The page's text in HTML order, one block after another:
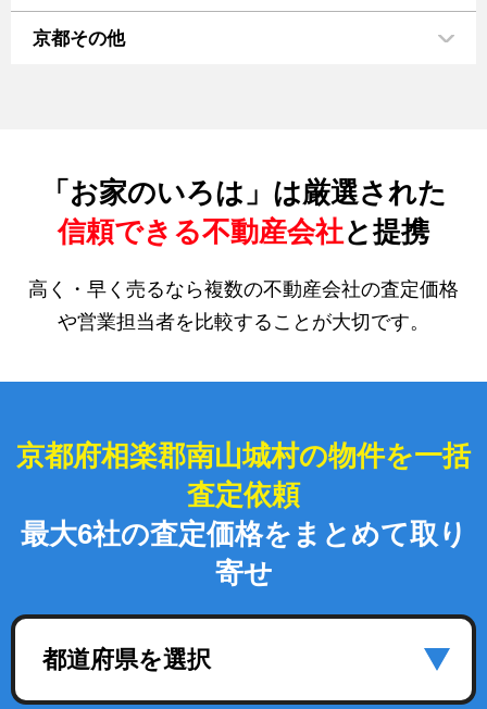
京都その他
「お家のいろは」は厳選された
信頼できる不動産会社と提携
高く・早く売るなら複数の不動産会社の査定価格
や営業担当者を比較することが大切です。
京都府相楽郡南山城村の物件を一括
査定依頼
最大6社の査定価格をまとめて取り
寄せ
都道府県を選択